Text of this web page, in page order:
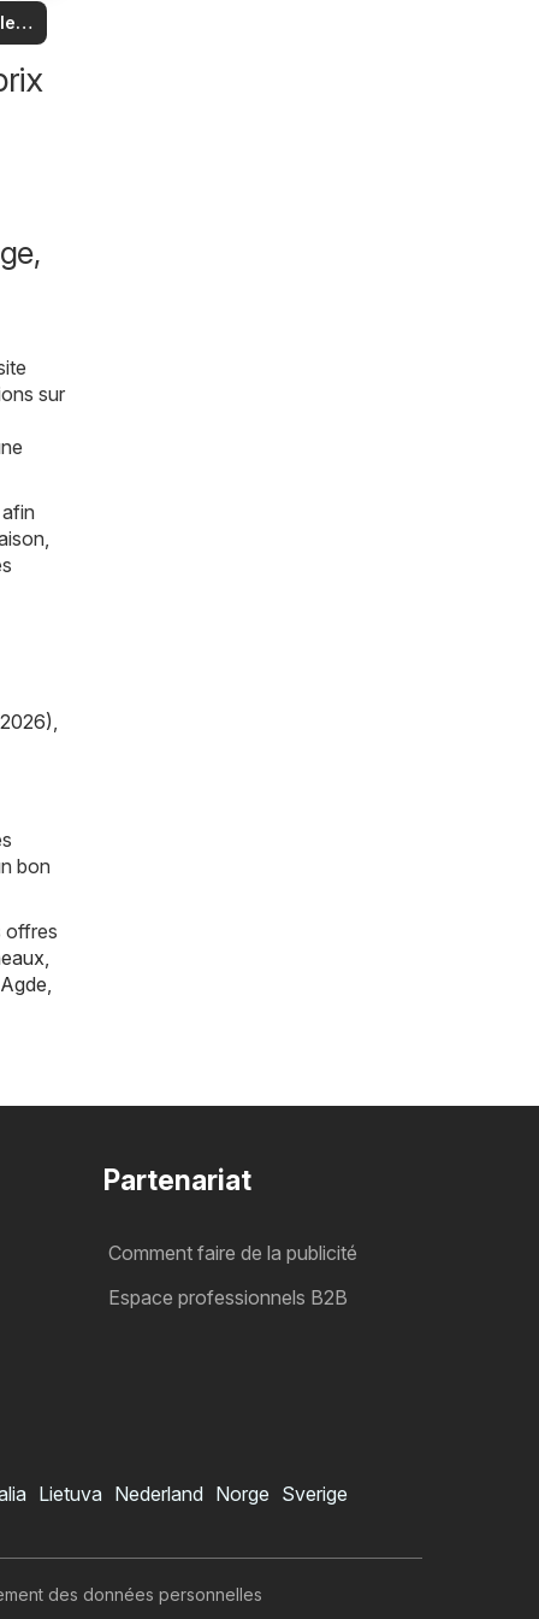
sur
,
bon
offres
,
Agde,
Partenariat
Comment faire de la publicité
Espace professionnels B2B
Lietuva Nederland Norge Sverige
des données personnelles